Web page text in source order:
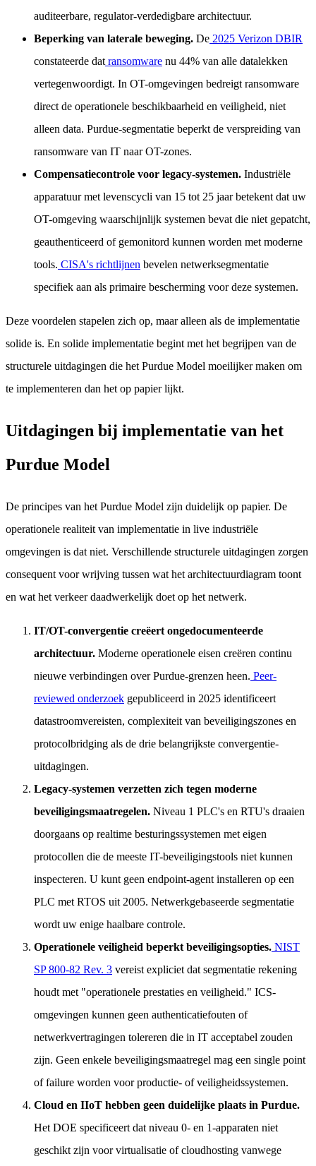
auditeerbare, regulator-verdedigbare architectuur.
Beperking van laterale beweging. De 2025 Verizon DBIR
constateerde dat ransomware nu 44% van alle datalekken
vertegenwoordigt. In OT-omgevingen bedreigt ransomware
direct de operationele beschikbaarheid en veiligheid, niet
alleen data. Purdue-segmentatie beperkt de verspreiding van
ransomware van IT naar OT-zones.
Compensatiecontrole voor legacy-systemen. Industriële
apparatuur met levenscycli van 15 tot 25 jaar betekent dat uw
OT-omgeving waarschijnlijk systemen bevat die niet gepatcht,
geauthenticeerd of gemonitord kunnen worden met moderne
tools. CISA's richtlijnen bevelen netwerksegmentatie
specifiek aan als primaire bescherming voor deze systemen.
Deze voordelen stapelen zich op, maar alleen als de implementatie
solide is. En solide implementatie begint met het begrijpen van de
structurele uitdagingen die het Purdue Model moeilijker maken om
te implementeren dan het op papier lijkt.
Uitdagingen bij implementatie van het
Purdue Model
De principes van het Purdue Model zijn duidelijk op papier. De
operationele realiteit van implementatie in live industriële
omgevingen is dat niet. Verschillende structurele uitdagingen zorgen
consequent voor wrijving tussen wat het architectuurdiagram toont
en wat het verkeer daadwerkelijk doet op het netwerk.
IT/OT-convergentie creëert ongedocumenteerde
architectuur. Moderne operationele eisen creëren continu
nieuwe verbindingen over Purdue-grenzen heen. Peer-
reviewed onderzoek gepubliceerd in 2025 identificeert
datastroomvereisten, complexiteit van beveiligingszones en
protocolbridging als de drie belangrijkste convergentie-
uitdagingen.
Legacy-systemen verzetten zich tegen moderne
beveiligingsmaatregelen. Niveau 1 PLC's en RTU's draaien
doorgaans op realtime besturingssystemen met eigen
protocollen die de meeste IT-beveiligingstools niet kunnen
inspecteren. U kunt geen endpoint-agent installeren op een
PLC met RTOS uit 2005. Netwerkgebaseerde segmentatie
wordt uw enige haalbare controle.
Operationele veiligheid beperkt beveiligingsopties. NIST
SP 800-82 Rev. 3 vereist expliciet dat segmentatie rekening
houdt met "operationele prestaties en veiligheid." ICS-
omgevingen kunnen geen authenticatiefouten of
netwerkvertragingen tolereren die in IT acceptabel zouden
zijn. Geen enkele beveiligingsmaatregel mag een single point
of failure worden voor productie- of veiligheidssystemen.
Cloud en IIoT hebben geen duidelijke plaats in Purdue.
Het DOE specificeert dat niveau 0- en 1-apparaten niet
geschikt zijn voor virtualisatie of cloudhosting vanwege